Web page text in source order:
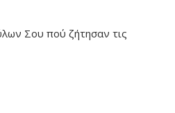
Σου πού ζήτησαν τις